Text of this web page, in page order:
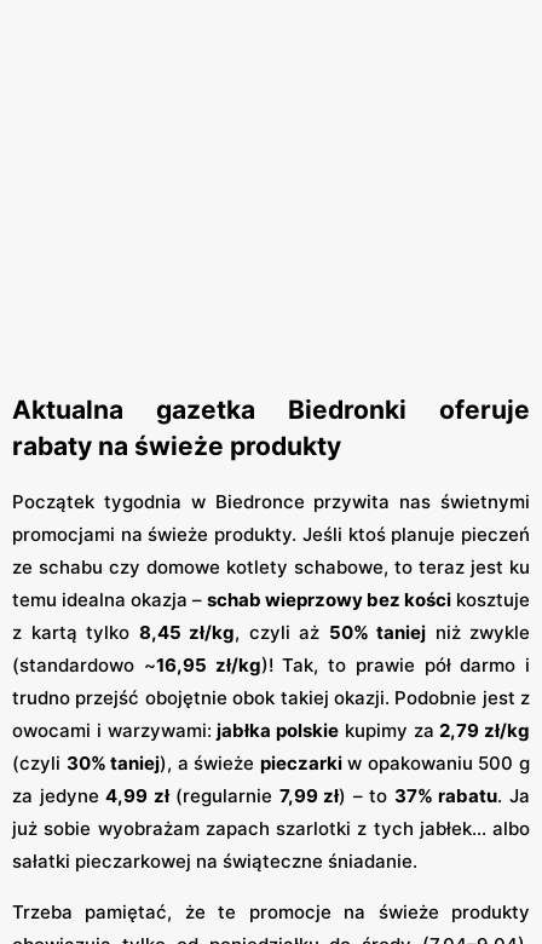
Aktualna gazetka Biedronki oferuje
rabaty na świeże produkty
Początek tygodnia w Biedronce przywita nas świetnymi
promocjami na świeże produkty. Jeśli ktoś planuje pieczeń
ze schabu czy domowe kotlety schabowe, to teraz jest ku
temu idealna okazja – schab wieprzowy bez kości kosztuje
z kartą tylko 8,45 zł/kg, czyli aż 50% taniej niż zwykle
(standardowo ~16,95 zł/kg)​! Tak, to prawie pół darmo i
trudno przejść obojętnie obok takiej okazji. Podobnie jest z
owocami i warzywami:jabłka polskie kupimy za2,79 zł/kg
(czyli 30% taniej​), a świeże pieczarkiw opakowaniu 500 g
za jedyne4,99 zł(regularnie 7,99 zł) – to 37% rabatu​. Ja
już sobie wyobrażam zapach szarlotki z tych jabłek... albo
sałatki pieczarkowej na świąteczne śniadanie.
Trzeba pamiętać, że te promocje na świeże produkty